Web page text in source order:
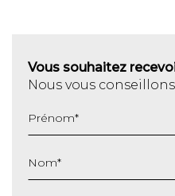
Vous souhaitez
Nous vous
Prénom*
Nom*